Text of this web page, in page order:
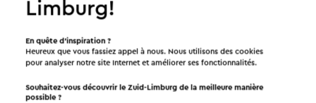
Promenade en ville
Limburg!
En quête d’inspiration ?
Heureux que vous fassiez appel à nous. Nous utilisons des cookies
pour analyser notre site Internet et améliorer ses fonctionnalités.
Souhaitez-vous découvrir le Zuid-Limburg de la meilleure manière
possible ?